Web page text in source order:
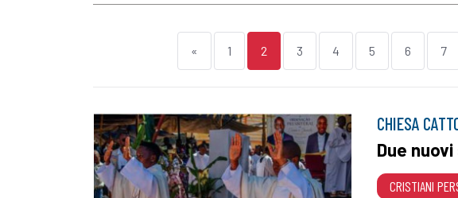
« 1 2 3 4 5 6 7
CHIESA
Due
CRISTIANI